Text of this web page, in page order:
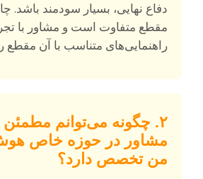
دفاع نهایی، بسیار سودمند باشد.
مقطع متفاوت است و مشاور با
راهنمایی‌های متناسب با آن مقطع
۲. چگونه می‌توانم
مشاور در حوزه خاص
من تخصص دارد؟